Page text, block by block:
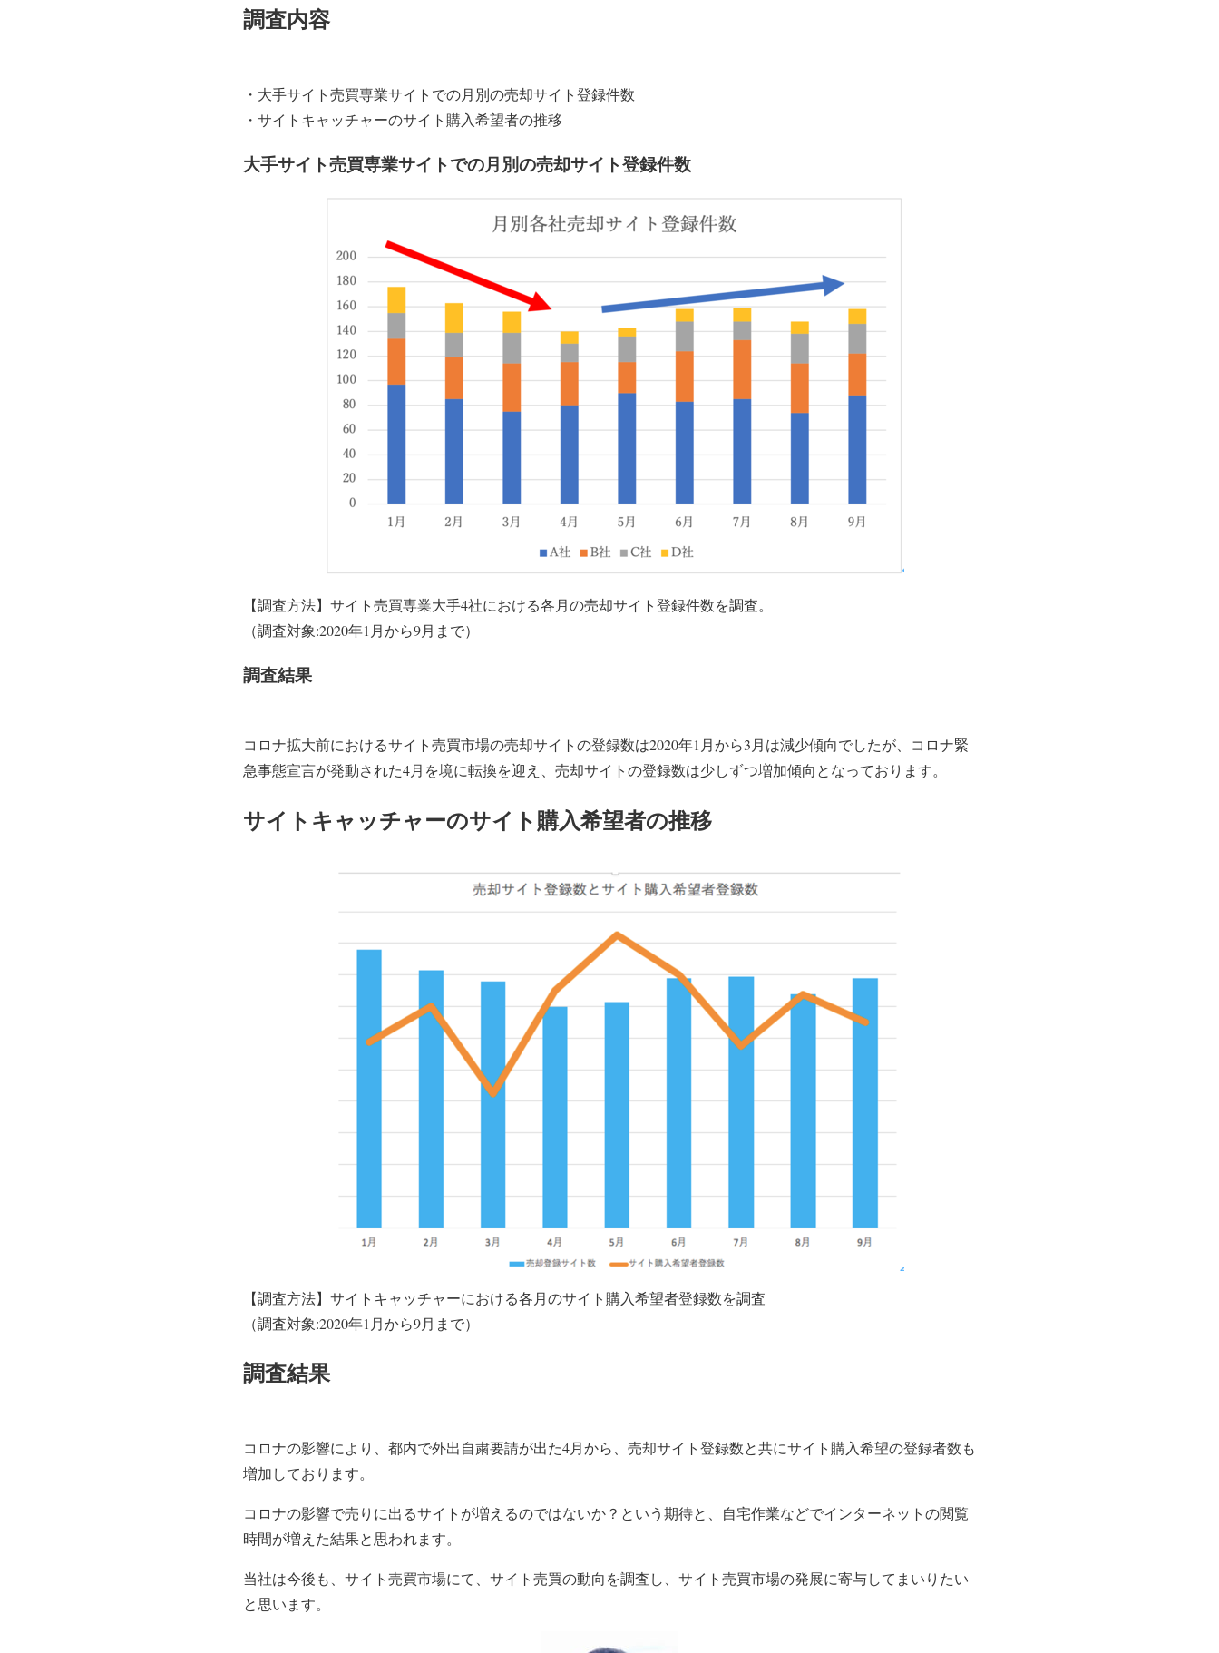
調査内容
・大手サイト売買専業サイトでの月別の売却サイト登録件数
・サイトキャッチャーのサイト購入希望者の推移
大手サイト売買専業サイトでの月別の売却サイト登録件数
【調査方法】サイト売買専業大手4社における各月の売却サイト登録件数を調査。
（調査対象:2020年1月から9月まで）
調査結果
コロナ拡大前におけるサイト売買市場の売却サイトの登録数は2020年1月から3月は減少傾向でしたが、コロナ緊
急事態宣言が発動された4月を境に転換を迎え、売却サイトの登録数は少しずつ増加傾向となっております。
サイトキャッチャーのサイト購入希望者の推移
【調査方法】サイトキャッチャーにおける各月のサイト購入希望者登録数を調査
（調査対象:2020年1月から9月まで）
調査結果
コロナの影響により、都内で外出自粛要請が出た4月から、売却サイト登録数と共にサイト購入希望の登録者数も
増加しております。
コロナの影響で売りに出るサイトが増えるのではないか？という期待と、自宅作業などでインターネットの閲覧
時間が増えた結果と思われます。
当社は今後も、サイト売買市場にて、サイト売買の動向を調査し、サイト売買市場の発展に寄与してまいりたい
と思います。